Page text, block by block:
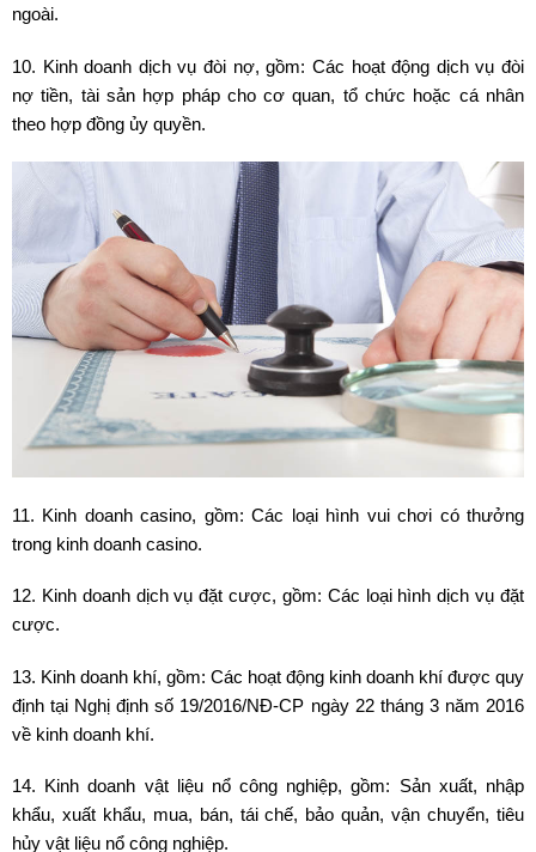
ngoài.
10. Kinh doanh dịch vụ đòi nợ, gồm: Các hoạt động dịch vụ đòi
nợ tiền, tài sản hợp pháp cho cơ quan, tổ chức hoặc cá nhân
theo hợp đồng ủy quyền.
11. Kinh doanh casino, gồm: Các loại hình vui chơi có thưởng
trong kinh doanh casino.
12. Kinh doanh dịch vụ đặt cược, gồm: Các loại hình dịch vụ đặt
cược.
13. Kinh doanh khí, gồm: Các hoạt động kinh doanh khí được quy
định tại Nghị định số 19/2016/NĐ-CP ngày 22 tháng 3 năm 2016
về kinh doanh khí.
14. Kinh doanh vật liệu nổ công nghiệp, gồm: Sản xuất, nhập
khẩu, xuất khẩu, mua, bán, tái chế, bảo quản, vận chuyển, tiêu
hủy vật liệu nổ công nghiệp.